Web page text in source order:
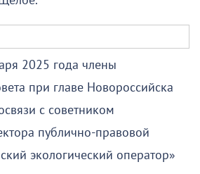
2025 года члены
при главе Новороссийска
с советником
публично-правовой
экологический оператор»